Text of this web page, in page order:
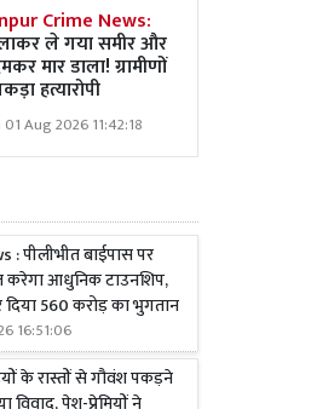
Crime News:
ले गया समीर और
मार डाला! ग्रामीणों
हत्यारोपी
Aug 2026 11:42:18
पीलीभीत बाईपास पर
करेगा आधुनिक टाउनशिप,
560 करोड़ का भुगतान
16:51:06
के रास्तों से गौवंश पकड़ने